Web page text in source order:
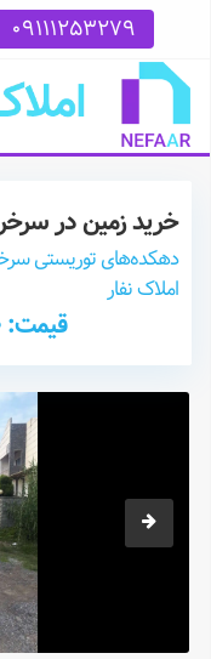
09111253279
خرید زمین در
دهکده‌های توریستی
املاک نفار
قیمت: 1,999,000,000 تومان